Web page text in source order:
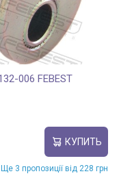
006 FEBEST
КУПИТЬ
Ще 3 пропозиції від 228 грн